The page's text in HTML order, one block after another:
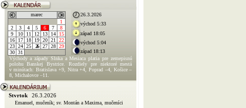
marec
1
2
3 4 5 6 7
8
9
10 11 12 13 14
15
16
17 18 19 20 21
22
23 24 25 26 27 28 29
30 31
26.3.2026
východ 5:33
západ 18:05
východ 5:04
západ 18:13
Východy a západy Slnka a Mesiaca platia pre zemepisnú
polohu Banskej Bystrice. Rozdiely pre niektoré mestá
v minútach: Bratislava +9, Nitra +4, Poprad –4, Košice –
8, Michalovce –11.
Stvrtok 26.3.2026
Emanuel, mučeník; sv. Montán a Maxima, mučeníci